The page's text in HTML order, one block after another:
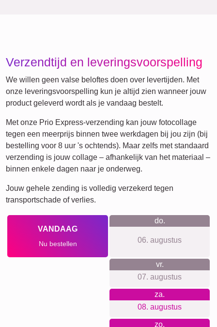
Vrienden School
Honden
XXL